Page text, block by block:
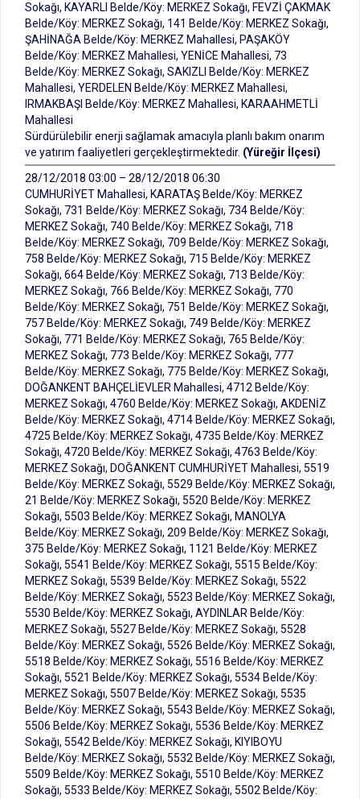
Sokağı, KAYARLI Belde/Köy: MERKEZ Sokağı, FEVZİ ÇAKMAK
Belde/Köy: MERKEZ Sokağı, 141 Belde/Köy: MERKEZ Sokağı,
ŞAHİNAĞA Belde/Köy: MERKEZ Mahallesi, PAŞAKÖY
Belde/Köy: MERKEZ Mahallesi, YENİCE Mahallesi, 73
Belde/Köy: MERKEZ Sokağı, SAKIZLI Belde/Köy: MERKEZ
Mahallesi, YERDELEN Belde/Köy: MERKEZ Mahallesi,
IRMAKBAŞI Belde/Köy: MERKEZ Mahallesi, KARAAHMETLİ
Mahallesi
Sürdürülebilir enerji sağlamak amacıyla planlı bakım onarım
ve yatırım faaliyetleri gerçekleştirmektedir. (Yüreğir İlçesi)
28/12/2018 03:00 – 28/12/2018 06:30
CUMHURİYET Mahallesi, KARATAŞ Belde/Köy: MERKEZ
Sokağı, 731 Belde/Köy: MERKEZ Sokağı, 734 Belde/Köy:
MERKEZ Sokağı, 740 Belde/Köy: MERKEZ Sokağı, 718
Belde/Köy: MERKEZ Sokağı, 709 Belde/Köy: MERKEZ Sokağı,
758 Belde/Köy: MERKEZ Sokağı, 715 Belde/Köy: MERKEZ
Sokağı, 664 Belde/Köy: MERKEZ Sokağı, 713 Belde/Köy:
MERKEZ Sokağı, 766 Belde/Köy: MERKEZ Sokağı, 770
Belde/Köy: MERKEZ Sokağı, 751 Belde/Köy: MERKEZ Sokağı,
757 Belde/Köy: MERKEZ Sokağı, 749 Belde/Köy: MERKEZ
Sokağı, 771 Belde/Köy: MERKEZ Sokağı, 765 Belde/Köy:
MERKEZ Sokağı, 773 Belde/Köy: MERKEZ Sokağı, 777
Belde/Köy: MERKEZ Sokağı, 775 Belde/Köy: MERKEZ Sokağı,
DOĞANKENT BAHÇELİEVLER Mahallesi, 4712 Belde/Köy:
MERKEZ Sokağı, 4760 Belde/Köy: MERKEZ Sokağı, AKDENİZ
Belde/Köy: MERKEZ Sokağı, 4714 Belde/Köy: MERKEZ Sokağı,
4725 Belde/Köy: MERKEZ Sokağı, 4735 Belde/Köy: MERKEZ
Sokağı, 4720 Belde/Köy: MERKEZ Sokağı, 4763 Belde/Köy:
MERKEZ Sokağı, DOĞANKENT CUMHURİYET Mahallesi, 5519
Belde/Köy: MERKEZ Sokağı, 5529 Belde/Köy: MERKEZ Sokağı,
21 Belde/Köy: MERKEZ Sokağı, 5520 Belde/Köy: MERKEZ
Sokağı, 5503 Belde/Köy: MERKEZ Sokağı, MANOLYA
Belde/Köy: MERKEZ Sokağı, 209 Belde/Köy: MERKEZ Sokağı,
375 Belde/Köy: MERKEZ Sokağı, 1121 Belde/Köy: MERKEZ
Sokağı, 5541 Belde/Köy: MERKEZ Sokağı, 5515 Belde/Köy:
MERKEZ Sokağı, 5539 Belde/Köy: MERKEZ Sokağı, 5522
Belde/Köy: MERKEZ Sokağı, 5523 Belde/Köy: MERKEZ Sokağı,
5530 Belde/Köy: MERKEZ Sokağı, AYDINLAR Belde/Köy:
MERKEZ Sokağı, 5527 Belde/Köy: MERKEZ Sokağı, 5528
Belde/Köy: MERKEZ Sokağı, 5526 Belde/Köy: MERKEZ Sokağı,
5518 Belde/Köy: MERKEZ Sokağı, 5516 Belde/Köy: MERKEZ
Sokağı, 5521 Belde/Köy: MERKEZ Sokağı, 5534 Belde/Köy:
MERKEZ Sokağı, 5507 Belde/Köy: MERKEZ Sokağı, 5535
Belde/Köy: MERKEZ Sokağı, 5543 Belde/Köy: MERKEZ Sokağı,
5506 Belde/Köy: MERKEZ Sokağı, 5536 Belde/Köy: MERKEZ
Sokağı, 5542 Belde/Köy: MERKEZ Sokağı, KIYIBOYU
Belde/Köy: MERKEZ Sokağı, 5532 Belde/Köy: MERKEZ Sokağı,
5509 Belde/Köy: MERKEZ Sokağı, 5510 Belde/Köy: MERKEZ
Sokağı, 5533 Belde/Köy: MERKEZ Sokağı, 5502 Belde/Köy: